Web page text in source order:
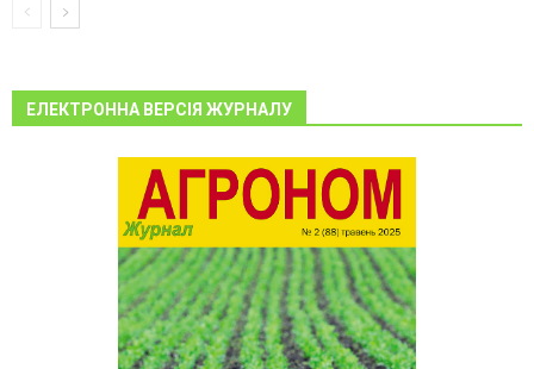
ЕЛЕКТРОННА ВЕРСІЯ ЖУРНАЛУ